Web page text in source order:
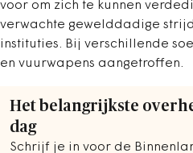
voor om zich te kunnen
verwachte gewelddadige
instituties. Bij verschillende
en vuurwapens aangetroffen.
Het belangrijkste
dag
Schrijf je in voor de